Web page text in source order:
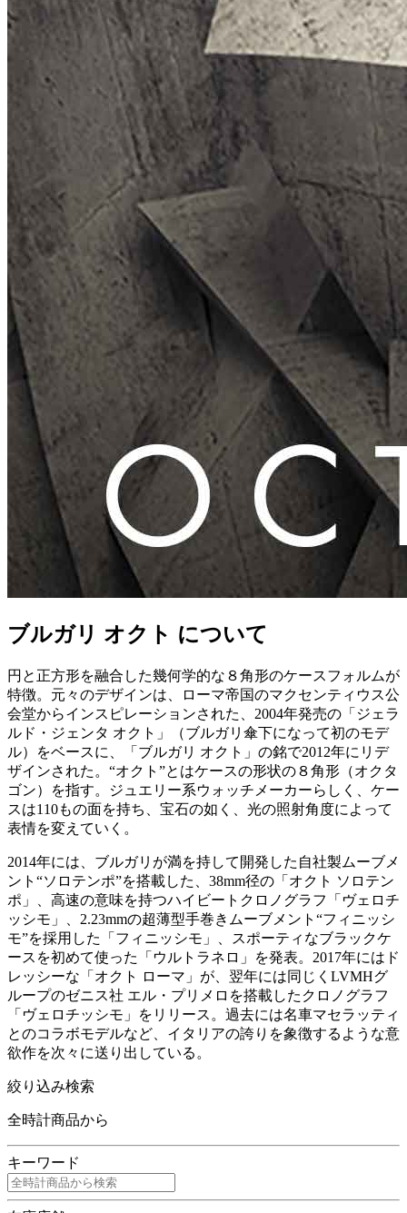
ブルガリ オクト について
円と正方形を融合した幾何学的な８角形のケースフォルムが
特徴。元々のデザインは、ローマ帝国のマクセンティウス公
会堂からインスピレーションされた、2004年発売の「ジェラ
ルド・ジェンタ オクト」（ブルガリ傘下になって初のモデ
ル）をベースに、「ブルガリ オクト」の銘で2012年にリデ
ザインされた。“オクト”とはケースの形状の８角形（オクタ
ゴン）を指す。ジュエリー系ウォッチメーカーらしく、ケー
スは110もの面を持ち、宝石の如く、光の照射角度によって
表情を変えていく。
2014年には、ブルガリが満を持して開発した自社製ムーブメ
ント“ソロテンポ”を搭載した、38mm径の「オクト ソロテン
ポ」、高速の意味を持つハイビートクロノグラフ「ヴェロチ
ッシモ」、2.23mmの超薄型手巻きムーブメント“フィニッシ
モ”を採用した「フィニッシモ」、スポーティなブラックケ
ースを初めて使った「ウルトラネロ」を発表。2017年にはド
レッシーな「オクト ローマ」が、翌年には同じくLVMHグ
ループのゼニス社 エル・プリメロを搭載したクロノグラフ
「ヴェロチッシモ」をリリース。過去には名車マセラッティ
とのコラボモデルなど、イタリアの誇りを象徴するような意
欲作を次々に送り出している。
絞り込み検索
全時計商品から
キーワード